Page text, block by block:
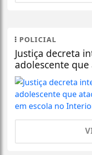
POLICIAL
Justiça decreta
adolescente que